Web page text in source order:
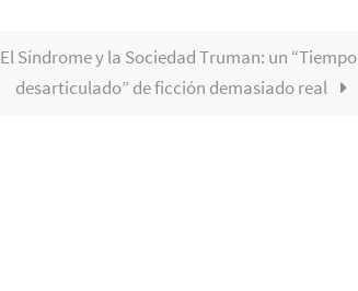
El Síndrome y la Sociedad Truman: un “Tiempo
desarticulado” de ficción demasiado real